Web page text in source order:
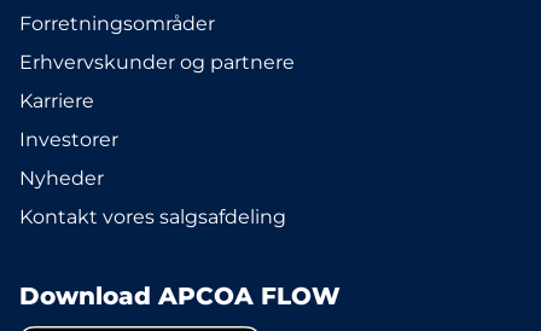
Forretningsområder
Erhvervskunder og partnere
Karriere
Investorer
Nyheder
Kontakt vores salgsafdeling
Download APCOA FLOW